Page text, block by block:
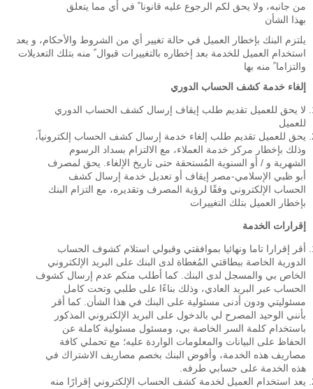
من جانبه، ولا يحق لكم الرجوع عليه قانونا ً في أي مما يتعلق
بهذا الشأن
يلتزم البنك بإخطار العميل في حالة تغيير أي من الشروط والأحكام، و يعد
استخدام العميل للخدمة بعد إخطاره بالتغييرات قبوال ً منه بتلك التعديلات
والتزاما ً منه بها
إلغاء خدمة كشف الحساب الدوري
لا يحق للعميل تقديم طلب إيقاف إرسال كشف الحساب الدوري
للعميل
يحق للعميل تقديم طلب إلغاء خدمة إرسال كشف الحساب إلكترونياً،
وذلك بإخطار مركز خدمة العملاء، مع الالتزام بسداد الرسوم
الشهرية و / أو السنوية المُستحقة حتى تاريخ الإلغاء. يحق لمصرف
أبو ظبي الإسلامي-مصر إيقاف أو تعديل خدمة إرسال كشف
الحساب الإلكتروني وفقًا لرؤية المصرف وتقديره، مع التزام البنك
بإخطار العميل بتلك التغييرات
إقرارات الخدمة
أقر إقرارا تاما ونهائيا بموافقتي وقبولي استلام كشوف الحساب
الدورية الخاصة ببطاقتي المُغطاة لدى البنك على البريد الإلكتروني
الخاص بي والمسجل لدى البنك. كما أطلب منكم عدم إرسال كشوف
الحساب عبر البريد العادي، وذلك بناءًا على طلبي وتحت كامل
مسئوليتي ودون أدنى مسئولية على البنك في هذا الشأن. كما أقر
بأنني الوحيد المصرح لي بالدخول على البريد الإلكتروني المذكور
باستخدام كلمة السر الخاصة بي، ومسئول مسئولية كاملة عن
الحفاظ على البيانات والمعلومات الواردة عليه؛ مع تحملي كافة
مصاريف هذه الخدمة، وأفوض البنك بخصم مصاريف الاشتراك في
هذه الخدمة على حسابي طرفه.
يعد استخدام العميل لخدمة كشف الحساب الإلكتروني إقرارًا منه